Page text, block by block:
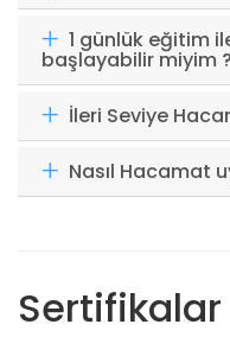
1 günlük eğitim
başlayabilir miyim ?
İleri Seviye
Nasıl Hacamat
Sertifikalar